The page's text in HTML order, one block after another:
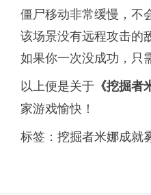
僵尸移动非常缓慢，不
该场景没有远程攻击的
如果你一次没成功，只
以上便是关于 《挖掘
家游戏愉快！
标签： 挖掘者米娜成就